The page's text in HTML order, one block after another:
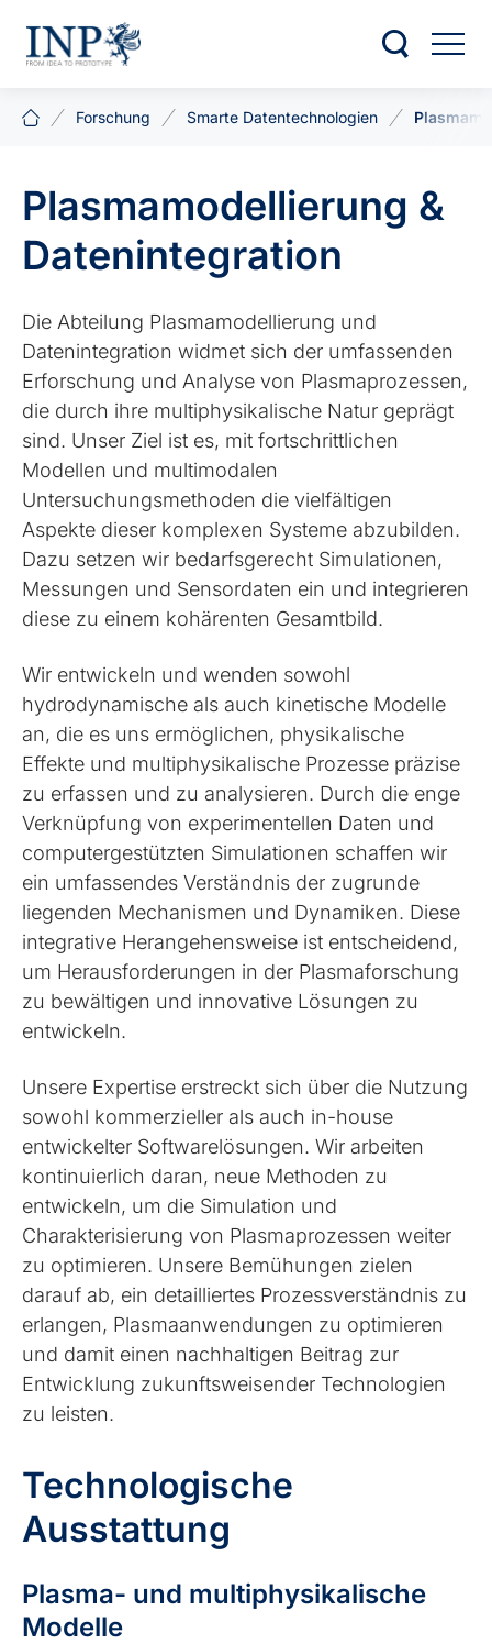
Forschung Smarte Datentechnologien
Plasmamodellierung &
Datenintegration
Die Abteilung Plasmamodellierung und
Datenintegration widmet sich der umfassenden
Erforschung und Analyse von Plasmaprozessen,
die durch ihre multiphysikalische Natur geprägt
sind. Unser Ziel ist es, mit fortschrittlichen
Modellen und multimodalen
Untersuchungsmethoden die vielfältigen
Aspekte dieser komplexen Systeme abzubilden.
Dazu setzen wir bedarfsgerecht Simulationen,
Messungen und Sensordaten ein und integrieren
diese zu einem kohärenten Gesamtbild.
Wir entwickeln und wenden sowohl
hydrodynamische als auch kinetische Modelle
an, die es uns ermöglichen, physikalische
Effekte und multiphysikalische Prozesse präzise
zu erfassen und zu analysieren. Durch die enge
Verknüpfung von experimentellen Daten und
computergestützten Simulationen schaffen wir
ein umfassendes Verständnis der zugrunde
liegenden Mechanismen und Dynamiken. Diese
integrative Herangehensweise ist entscheidend,
um Herausforderungen in der Plasmaforschung
zu bewältigen und innovative Lösungen zu
entwickeln.
Unsere Expertise erstreckt sich über die Nutzung
sowohl kommerzieller als auch in-house
entwickelter Softwarelösungen. Wir arbeiten
kontinuierlich daran, neue Methoden zu
entwickeln, um die Simulation und
Charakterisierung von Plasmaprozessen weiter
zu optimieren. Unsere Bemühungen zielen
darauf ab, ein detailliertes Prozessverständnis zu
erlangen, Plasmaanwendungen zu optimieren
und damit einen nachhaltigen Beitrag zur
Entwicklung zukunftsweisender Technologien
zu leisten.
Technologische
Ausstattung
Plasma- und multiphysikalische
Modelle